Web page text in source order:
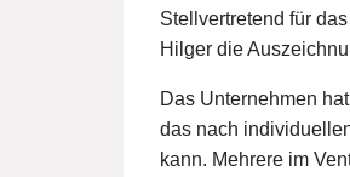
Stellvertretend für
Hilger die
Das Unternehmen
das nach
kann. Mehrere im